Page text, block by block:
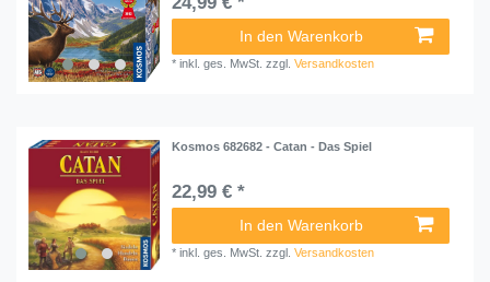
In den Warenkorb
*inkl. ges. MwSt. zzgl.Versandkosten
Kosmos 682682 - Catan - Das Spiel
22,99 € *
In den Warenkorb
*inkl. ges. MwSt. zzgl.Versandkosten